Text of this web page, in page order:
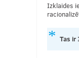
Izklaides
Tas ir